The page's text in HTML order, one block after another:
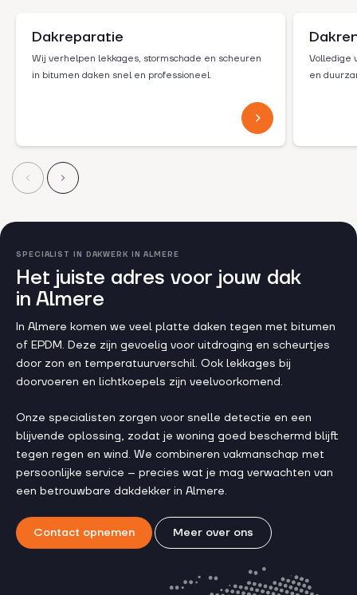
Dakreparatie
Wij verhelpen lekkages, stormschade en scheuren
in bitumen daken snel en professioneel.
Volledige
en
SPECIALIST IN DAKWERK IN ALMERE
Het juiste adres voor jouw dak
in Almere
In Almere komen we veel platte daken tegen met bitumen
of EPDM. Deze zijn gevoelig voor uitdroging en scheurtjes
door zon en temperatuurverschil. Ook lekkages bij
doorvoeren en lichtkoepels zijn veelvoorkomend.
Onze specialisten zorgen voor snelle detectie en een
blijvende oplossing, zodat je woning goed beschermd blijft
tegen regen en wind. We combineren vakmanschap met
persoonlijke service – precies wat je mag verwachten van
een betrouwbare dakdekker in Almere.
Contact opnemen Meer over ons